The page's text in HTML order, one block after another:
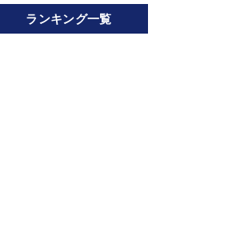
ランキング一覧